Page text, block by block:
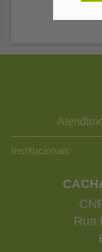
Institucionais
Rua